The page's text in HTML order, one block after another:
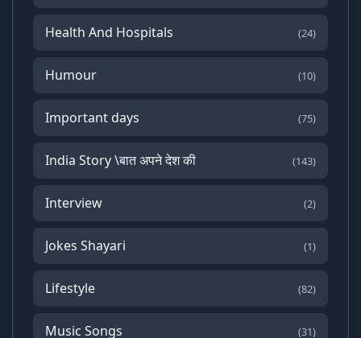
Health And Hospitals (24)
Humour (10)
Important days (75)
India Story \बात अपने देश की (143)
Interview (2)
Jokes Shayari (1)
Lifestyle (82)
Music Songs (31)